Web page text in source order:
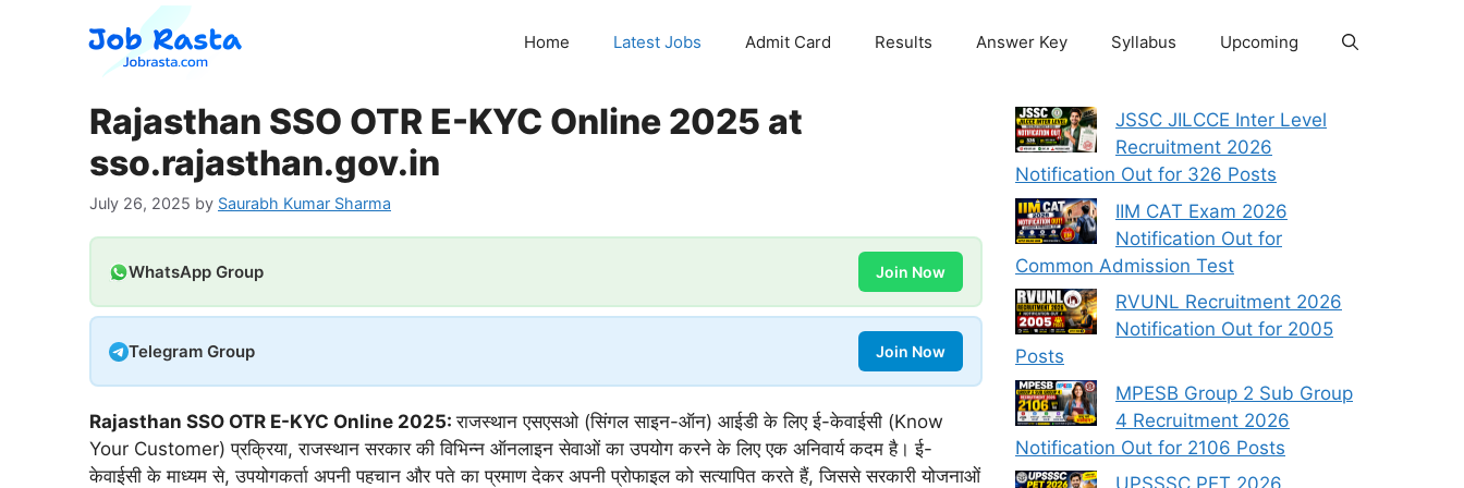
Home Latest Jobs Admit Card Results Answer Key Syllabus Upcoming
Rajasthan SSO OTR E-KYC Online 2025 at
sso.rajasthan.gov.in
July 26, 2025 by Saurabh Kumar Sharma
WhatsApp Group Join Now
Telegram Group Join Now
Rajasthan SSO OTR E-KYC Online 2025:राजस्थान एसएसओ (सिंगल साइन-ऑन) आईडी के लिए ई-केवाईसी (Know
Your Customer) प्रक्रिया, राजस्थान सरकार की विभिन्न ऑनलाइन सेवाओं का उपयोग करने के लिए एक अनिवार्य कदम है। ई-
केवाईसी के माध्यम से, उपयोगकर्ता अपनी पहचान और पते का प्रमाण देकर अपनी प्रोफाइल को सत्यापित करते हैं, जिससे सरकारी योजनाओं
JSSC JILCCE Inter Level
Recruitment 2026
Notification Out for 326 Posts
IIM CAT Exam 2026
Notification Out for
Common Admission Test
RVUNL Recruitment 2026
Notification Out for 2005
Posts
MPESB Group 2 Sub Group
4 Recruitment 2026
Notification Out for 2106 Posts
UPSSSC PET 2026